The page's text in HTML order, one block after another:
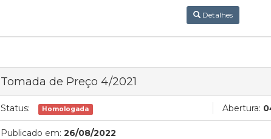
Detalhes
Tomada de Preço 4/2021
Status: Homologada Abertura:
Publicado em: 26/08/2022